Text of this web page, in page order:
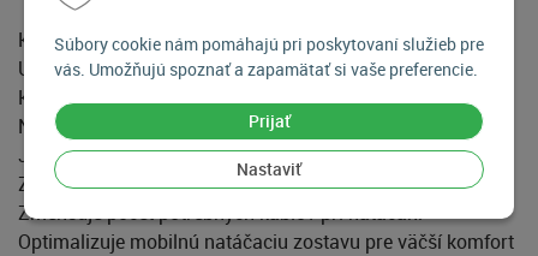
Súbory cookie nám pomáhajú pri poskytovaní služieb pre
vás. Umožňujú spoznať a zapamätať si vaše preferencie.
Prijať
Nastaviť
Kľúčové vlastnosti:
Umožňuje digitálny prenos zvuku bez TRS kábla
Kompatibilný s vybranými modelmi fotoaparátov Sony
Napája prijímač DJI Mic 2 priamo z kamery
Jednoduchá a rýchla inštalácia do MI pätice
Zaisťuje čistý a kvalitný záznam zvuku
Zmenšuje počet potrebných káblov pri natáčaní
Optimalizuje mobilnú natáčaciu zostavu pre väčší komfort